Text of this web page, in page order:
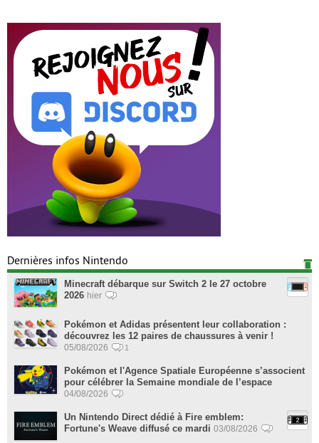
Dernières infos Nintendo
Minecraft débarque sur Switch 2 le 27 octobre
2026 hier
Pokémon et Adidas présentent leur collaboration :
découvrez les 12 paires de chaussures à venir !
05/08/2026 1
Pokémon et l'Agence Spatiale Européenne s’associent
pour célébrer la Semaine mondiale de l’espace
04/08/2026
Un Nintendo Direct dédié à Fire emblem:
Fortune's Weave diffusé ce mardi 03/08/2026